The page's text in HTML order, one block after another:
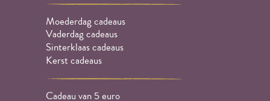
Moederdag cadeaus
Vaderdag cadeaus
Sinterklaas cadeaus
Kerst cadeaus
Cadeau van 5 euro